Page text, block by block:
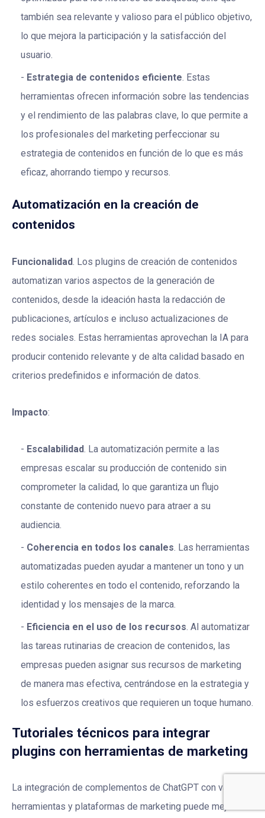
también sea relevante y valioso para el público objetivo,
lo que mejora la participación y la satisfacción del
usuario.
Estrategia de contenidos eficiente. Estas
herramientas ofrecen información sobre las tendencias
y el rendimiento de las palabras clave, lo que permite a
los profesionales del marketing perfeccionar su
estrategia de contenidos en función de lo que es más
eficaz, ahorrando tiempo y recursos.
Automatización en la creación de
contenidos
Funcionalidad. Los plugins de creación de contenidos
automatizan varios aspectos de la generación de
contenidos, desde la ideación hasta la redacción de
publicaciones, artículos e incluso actualizaciones de
redes sociales. Estas herramientas aprovechan la IA para
producir contenido relevante y de alta calidad basado en
criterios predefinidos e información de datos.
Impacto:
Escalabilidad. La automatización permite a las
empresas escalar su producción de contenido sin
comprometer la calidad, lo que garantiza un flujo
constante de contenido nuevo para atraer a su
audiencia.
Coherencia en todos los canales. Las herramientas
automatizadas pueden ayudar a mantener un tono y un
estilo coherentes en todo el contenido, reforzando la
identidad y los mensajes de la marca.
Eficiencia en el uso de los recursos. Al automatizar
las tareas rutinarias de creacion de contenidos, las
empresas pueden asignar sus recursos de marketing
de manera mas efectiva, centrándose en la estrategia y
los esfuerzos creativos que requieren un toque humano.
Tutoriales técnicos para integrar
plugins con herramientas de marketing
La integración de complementos de ChatGPT con varias
herramientas y plataformas de marketing puede mejorar